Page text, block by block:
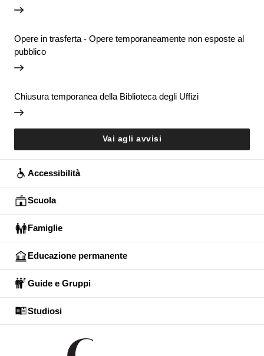
Opere in trasferta - Opere temporaneamente non esposte al
pubblico
Chiusura temporanea della Biblioteca degli Uffizi
Vai agli avvisi
Accessibilità
Scuola
Famiglie
Educazione permanente
Guide e Gruppi
Studiosi